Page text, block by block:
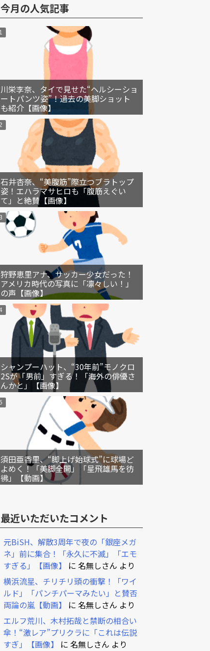
今月の人気記事
川栄李奈、タイで見せた“ヘルシーショ
ートパンツ姿”！過去の美脚ショット
も紹介【画像】
石井杏奈、“美腹筋”際立つブラトップ
姿！エハラマサヒロも「腹筋えぐい
て」と絶賛【画像】
狩野恵里アナ、サッカー少女だった！
アメリカ時代の写真に「凛々しい！」
の声【画像】
シャンプーハット、“30年前”モノクロ
2Sが「男前」すぎる！「海外の俳優さ
んかと」【画像】
須田亜香里、“脚上げ始球式”に球場ど
よめく！「美脚全開」「星飛雄馬を彷
彿」【動画】
最近いただいたコメント
元BiSH、解散3周年で夜の「銀座メガ
ネ」前に集合！「永久に不滅」「エモ
すぎる」【画像】
に 名無しさん より
横浜流星、チリチリ頭の衝撃！「ワイ
ルド」「パンチパーマみたい」と賛否
両論の嵐【動画】
に 名無しさん より
エルフ荒川、木村拓哉と禁断の相合い
傘！“激レア”プリクラに「これは伝説
すぎ」【画像】
に 名無しさん より